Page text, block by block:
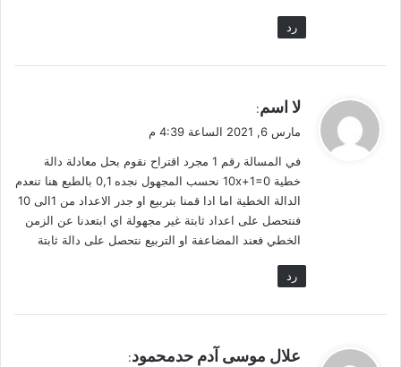
رد
ي
ل
لا اسم:
مارس 6, 2021 الساعة 4:39 م
في المسالة رقم 1 مجرد اقتراح نقوم بحل معادلة دالة
خطية 10x+1=0 نحسب المجهول نجده 0,1 بالطبع هنا تنعدم
الدالة الخطية اما ادا قمنا بتربيع او جدر الاعداد من 1الى 10
فنتحصل على اعداد ثابتة غير مجهولة اي ابتعدنا عن الزمن
الخطي فعند المضاعفة او التربيع نتحصل على دالة ثابتة
رد
ي
علال موسى آدم حدمحمود: